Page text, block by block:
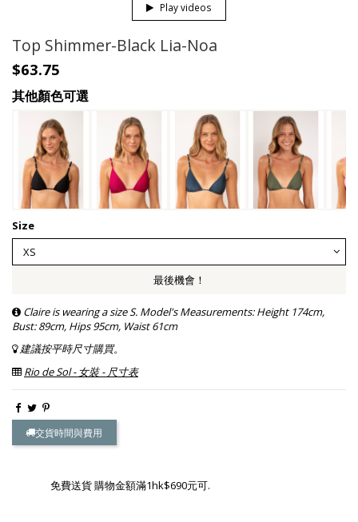
Play videos
Top Shimmer-Black Lia-Noa
$63.75
其他顏色可選
Size
最後機會！
Claire is wearing a size S. Model's Measurements: Height 174cm,
Bust: 89cm, Hips 95cm, Waist 61cm
建議按平時尺寸購買。
Rio de Sol - 女裝 - 尺寸表
交貨時間與費用
免費送貨 購物金額滿1hk$690元可.